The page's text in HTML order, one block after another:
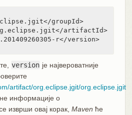
groupId>
artifactId>
r</version>
version је највероватније
artifact/org.eclipse.jgit/org.eclipse.jgit
информације о
изврши овај корак, Maven ће